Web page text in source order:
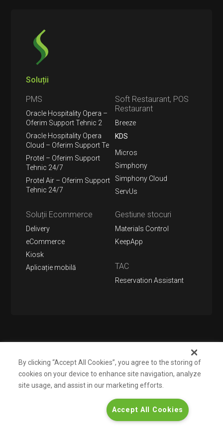
Soluții
PMS
Oracle Hospitality Opera –
Oferim Support Tehnic 2
Oracle Hospitality Opera
Cloud – Oferim Support Te
Protel – Oferim Support
Tehnic 24/7
Protel Air – Oferim Support
Tehnic 24/7
Soft Restaurant, POS
Restaurant
Breeze
KDS
Micros
Simphony
Simphony Cloud
ServUs
Soluții Ecommerce
Delivery
eCommerce
Kiosk
Aplicație mobilă
Gestiune stocuri
Materials Control
KeepApp
TAC
Reservation Assistant
Urmărește-ne pe
Contact Informații pentru investitori
Politică de confidențialitate
Termeni şi condiții
By clicking “Accept All Cookies”, you agree to the storing of
cookies on your device to enhance site navigation, analyze
site usage, and assist in our marketing efforts.
Accept All Cookies